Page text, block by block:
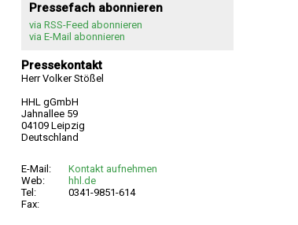
Pressefach abonnieren
via RSS-Feed abonnieren
via E-Mail abonnieren
Pressekontakt
Herr Volker Stößel
HHL gGmbH
Jahnallee 59
04109 Leipzig
Deutschland
E-Mail:
Kontakt aufnehmen
Web:
hhl.de
Tel:
0341-9851-614
Fax: